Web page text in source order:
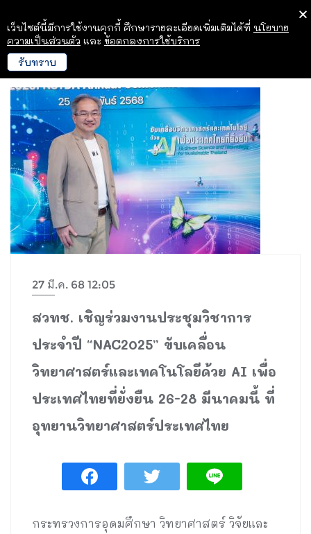
27 มี.ค. 68 12:05
สวทช. เชิญร่วมงานประชุมวิชาการ
ประจำปี “NAC2025” ขับเคลื่อน
วิทยาศาสตร์และเทคโนโลยีด้วย AI เพื่อ
ประเทศไทยที่ยั่งยืน 26-28 มีนาคมนี้ ที่
อุทยานวิทยาศาสตร์ประเทศไทย
กระทรวงการอุดมศึกษา วิทยาศาสตร์ วิจัยและ
เว็บไซต์นี้มีการใช้งานคุกกี้ ศึกษารายละเอียดเพิ่มเติมได้ที่ นโยบาย
ความเป็นส่วนตัว และ ข้อตกลงการใช้บริการ
รับทราบ